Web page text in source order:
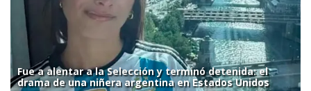
Fue a alentar a la Selección y terminó detenida: el
drama de una niñera argentina en Estados Unidos